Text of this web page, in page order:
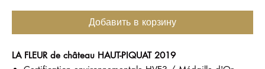
Добавить в корзину
LA FLEUR de château HAUT-PIQUAT 2019